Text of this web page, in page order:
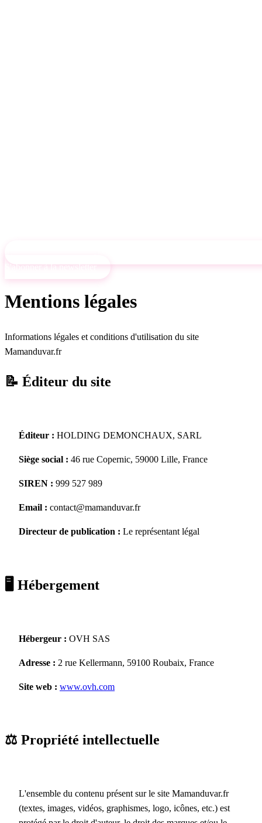
S'abonner à la newsletter
Mentions légales
Informations légales et conditions d'utilisation du site
Mamanduvar.fr
📝 Éditeur du site
Éditeur : HOLDING DEMONCHAUX, SARL
Siège social : 46 rue Copernic, 59000 Lille, France
SIREN : 999 527 989
Email : contact@mamanduvar.fr
Directeur de publication : Le représentant légal
🖥️ Hébergement
Hébergeur : OVH SAS
Adresse : 2 rue Kellermann, 59100 Roubaix, France
Site web : www.ovh.com
⚖️ Propriété intellectuelle
L'ensemble du contenu présent sur le site Mamanduvar.fr
(textes, images, vidéos, graphismes, logo, icônes, etc.) est